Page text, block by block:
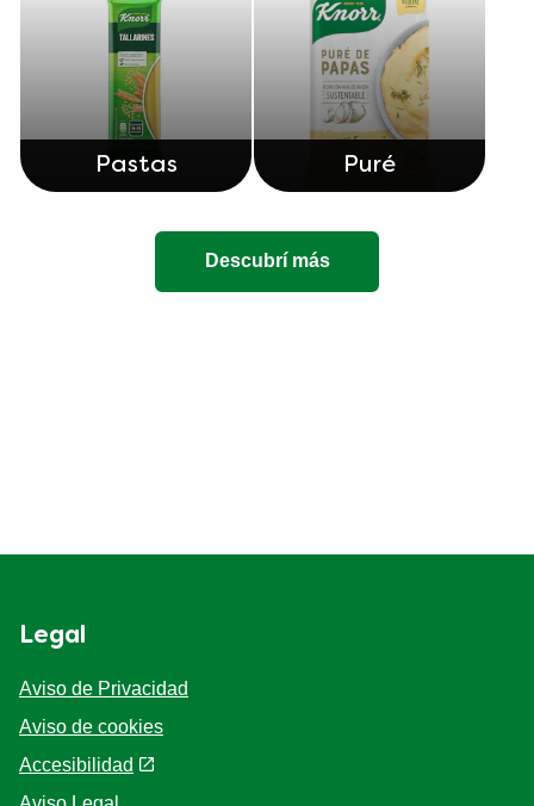
Pastas Puré
Descubrí más
Legal
Aviso de Privacidad
Aviso de cookies
Preferencias de cookies
Accesibilidad